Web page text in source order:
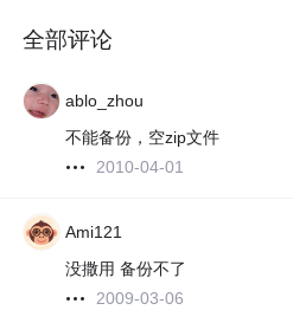
全部评论
ablo_zhou
不能备份，空zip文件
2010-04-01
Ami121
没撒用 备份不了
2009-03-06